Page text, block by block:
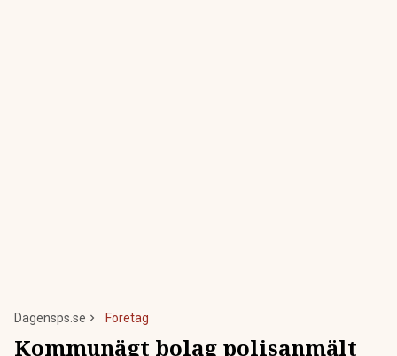
Dagensps.se Företag
Kommunägt bolag polisanmält